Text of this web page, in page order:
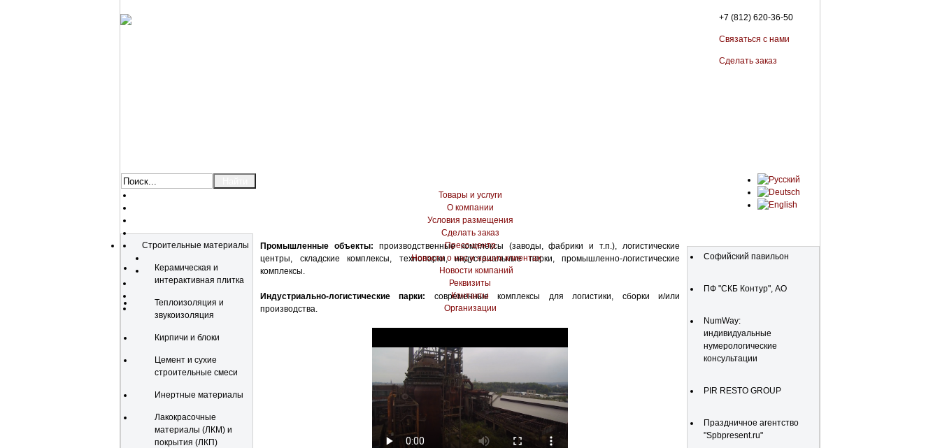
+7 (812) 620-36-50
Связаться с нами
Сделать заказ
Товары и услуги
О компании
Условия размещения
Сделать заказ
Пресс-центр
Новости о нас и наших клиентах
Новости компаний
Реквизиты
Контакты
Организации
Строительные материалы
Керамическая и
интерактивная плитка
Теплоизоляция и
звукоизоляция
Кирпичи и блоки
Цемент и сухие
строительные смеси
Инертные материалы
Лакокрасочные
материалы (ЛКМ) и
покрытия (ЛКП)
Промышленные объекты: производственные комплексы (заводы, фабрики и т.п.), логистические
центры, складские комплексы, технопарки, индустриальные парки, промышленно-логистические
комплексы.
Индустриально-логистические парки:
современные комплексы для логистики, сборки и/или
производства.
Софийский павильон
ПФ "СКБ Контур", АО
NumWay:
индивидуальные
нумерологические
консультации
PIR RESTO GROUP
Праздничное агентство
"Spbpresent.ru"